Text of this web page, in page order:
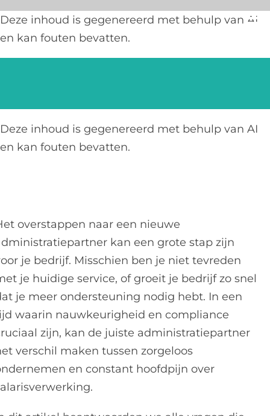
Ga
naar
inhoud
Deze inhoud is gegenereerd met behulp van AI
en kan fouten bevatten.
Deze inhoud is gegenereerd met behulp van AI
en kan fouten bevatten.
overstappen naar een nieuwe
kan een grote stap zijn
je bedrijf. Misschien ben je niet tevreden
je huidige service, of groeit je bedrijf zo snel
je meer ondersteuning nodig hebt. In een
waarin nauwkeurigheid en compliance
zijn, kan de juiste administratiepartner
verschil maken tussen zorgeloos
en constant hoofdpijn over